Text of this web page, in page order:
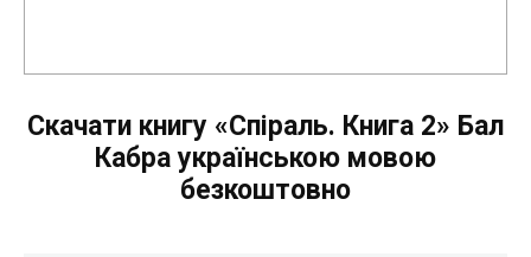
Скачати книгу «Спіраль. Книга 2» Бал
Кабра українською мовою
безкоштовно